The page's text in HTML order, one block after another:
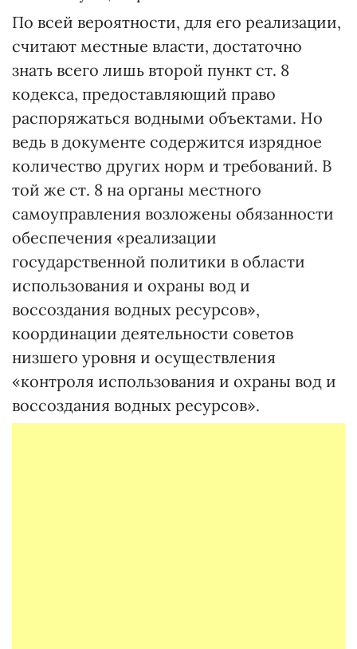
По всей вероятности, для его реализации,
считают местные власти, достаточно
знать всего лишь второй пункт ст. 8
кодекса, предоставляющий право
распоряжаться водными объектами. Но
ведь в документе содержится изрядное
количество других норм и требований. В
той же ст. 8 на органы местного
самоуправления возложены обязанности
обеспечения «реализации
государственной политики в области
использования и охраны вод и
воссоздания водных ресурсов»,
координации деятельности советов
низшего уровня и осуществления
«контроля использования и охраны вод и
воссоздания водных ресурсов».